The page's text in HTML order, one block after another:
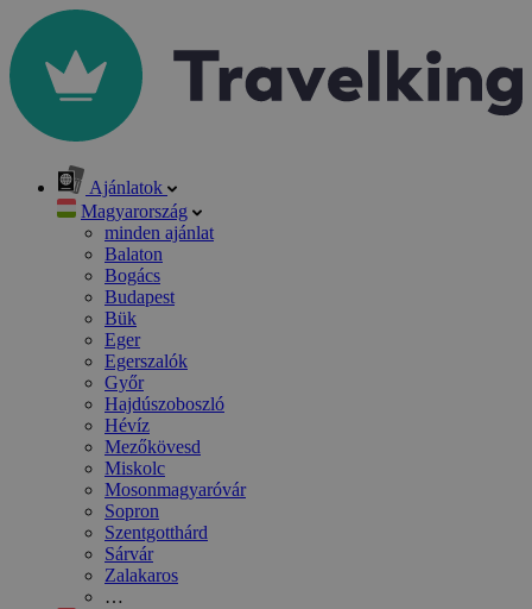
Ajánlatok
Magyarország
minden ajánlat
Balaton
Bogács
Budapest
Bük
Eger
Egerszalók
Győr
Hajdúszoboszló
Hévíz
Mezőkövesd
Miskolc
Mosonmagyaróvár
Sopron
Szentgotthárd
Sárvár
Zalakaros
…